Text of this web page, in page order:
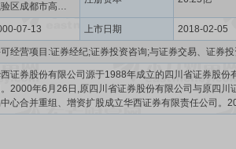
区成都市高新
府二街198号
07-13 上市日期 2018-02-05
证券股份有限公司源于1988年成立的四川省证券股份
2000年6月26日,原四川省证券股份有限公司与原四川
心合并重组、增资扩股成立华西证券有限责任公司。
,完成股份制改造并更名为华西证券股份有限公司。